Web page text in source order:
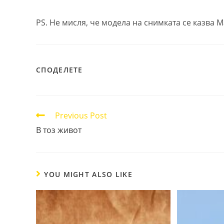
PS. Не мисля, че модела на снимката се казва
СПОДЕЛЕТЕ
Read
articles
Previous Post
В тоз живот
YOU MIGHT ALSO LIKE